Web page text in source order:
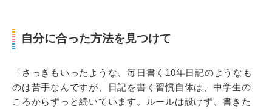
自分に合った方法を見つけて
「さっきもいったような、毎日書く10年日記のようなも
のは苦手なんですが、日記を書く習慣自体は、中学生の
ころからずっと続いています。ルールは設けず、書きた